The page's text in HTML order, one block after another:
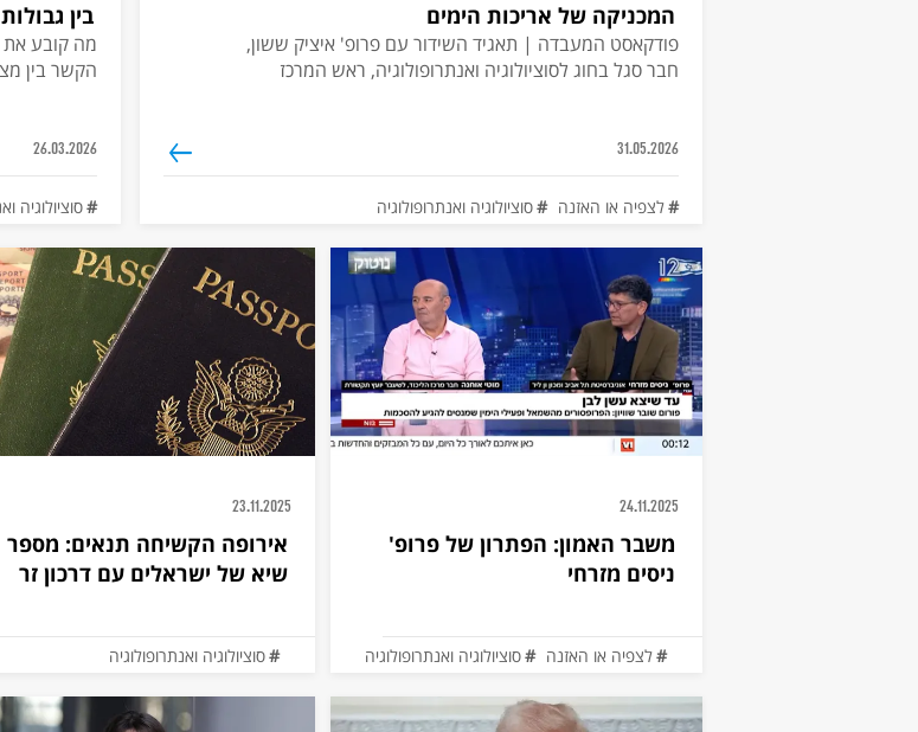
31.05.2026
המכניקה של אריכות הימים
פודקאסט המעבדה | תאגיד השידור עם פרופ' איציק ששון,
חבר סגל בחוג לסוציולוגיה ואנתרופולוגיה, ראש המרכז
לצפיה או האזנה סוציולוגיה ואנתרופולוגיה
26.03.2026
בין
מה קובע את
הקשר בין
סוציולוגיה
24.11.2025
משבר האמון: הפתרון של פרופ'
ניסים מזרחי
לצפיה או האזנה סוציולוגיה ואנתרופולוגיה
23.11.2025
אירופה הקשיחה תנאים: מספר
שיא של ישראלים עם דרכון זר
סוציולוגיה ואנתרופולוגיה